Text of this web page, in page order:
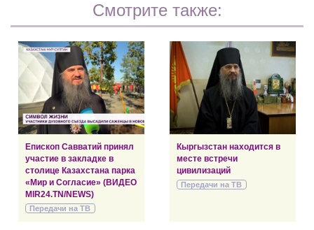
Смотрите также:
Епископ Савватий принял
участие в закладке в
столице Казахстана парка
«Мир и Согласие» (ВИДЕО
MIR24.TN/NEWS)
Передачи на ТВ
Кыргызстан находится в
месте встречи
цивилизаций
Передачи на ТВ